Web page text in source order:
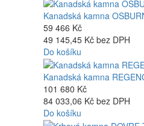
Kanadská kamna
59 466 Kč
49 145,45 Kč bez DPH
Do košíku
Kanadská kamna
101 680 Kč
84 033,06 Kč bez DPH
Do košíku